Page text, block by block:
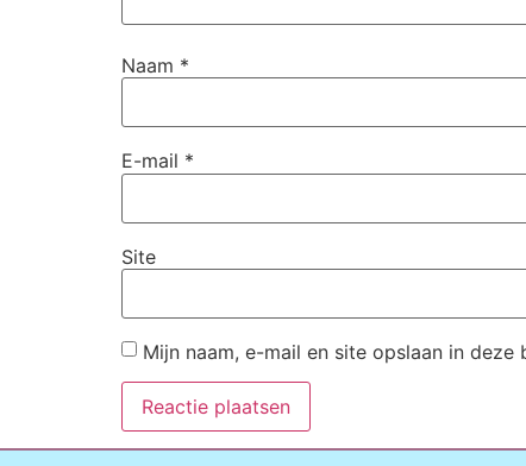
Naam *
E-mail *
Site
Mijn naam, e-mail en site opslaan in